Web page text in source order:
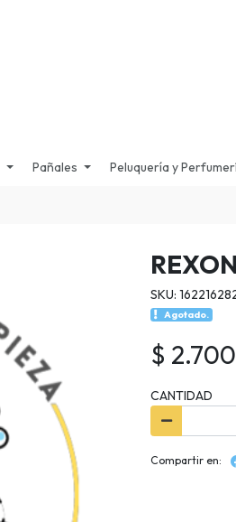
Pañales Peluquería y
SKU:
Agotado.
$ 2.700
CANTIDAD
Compartir en: